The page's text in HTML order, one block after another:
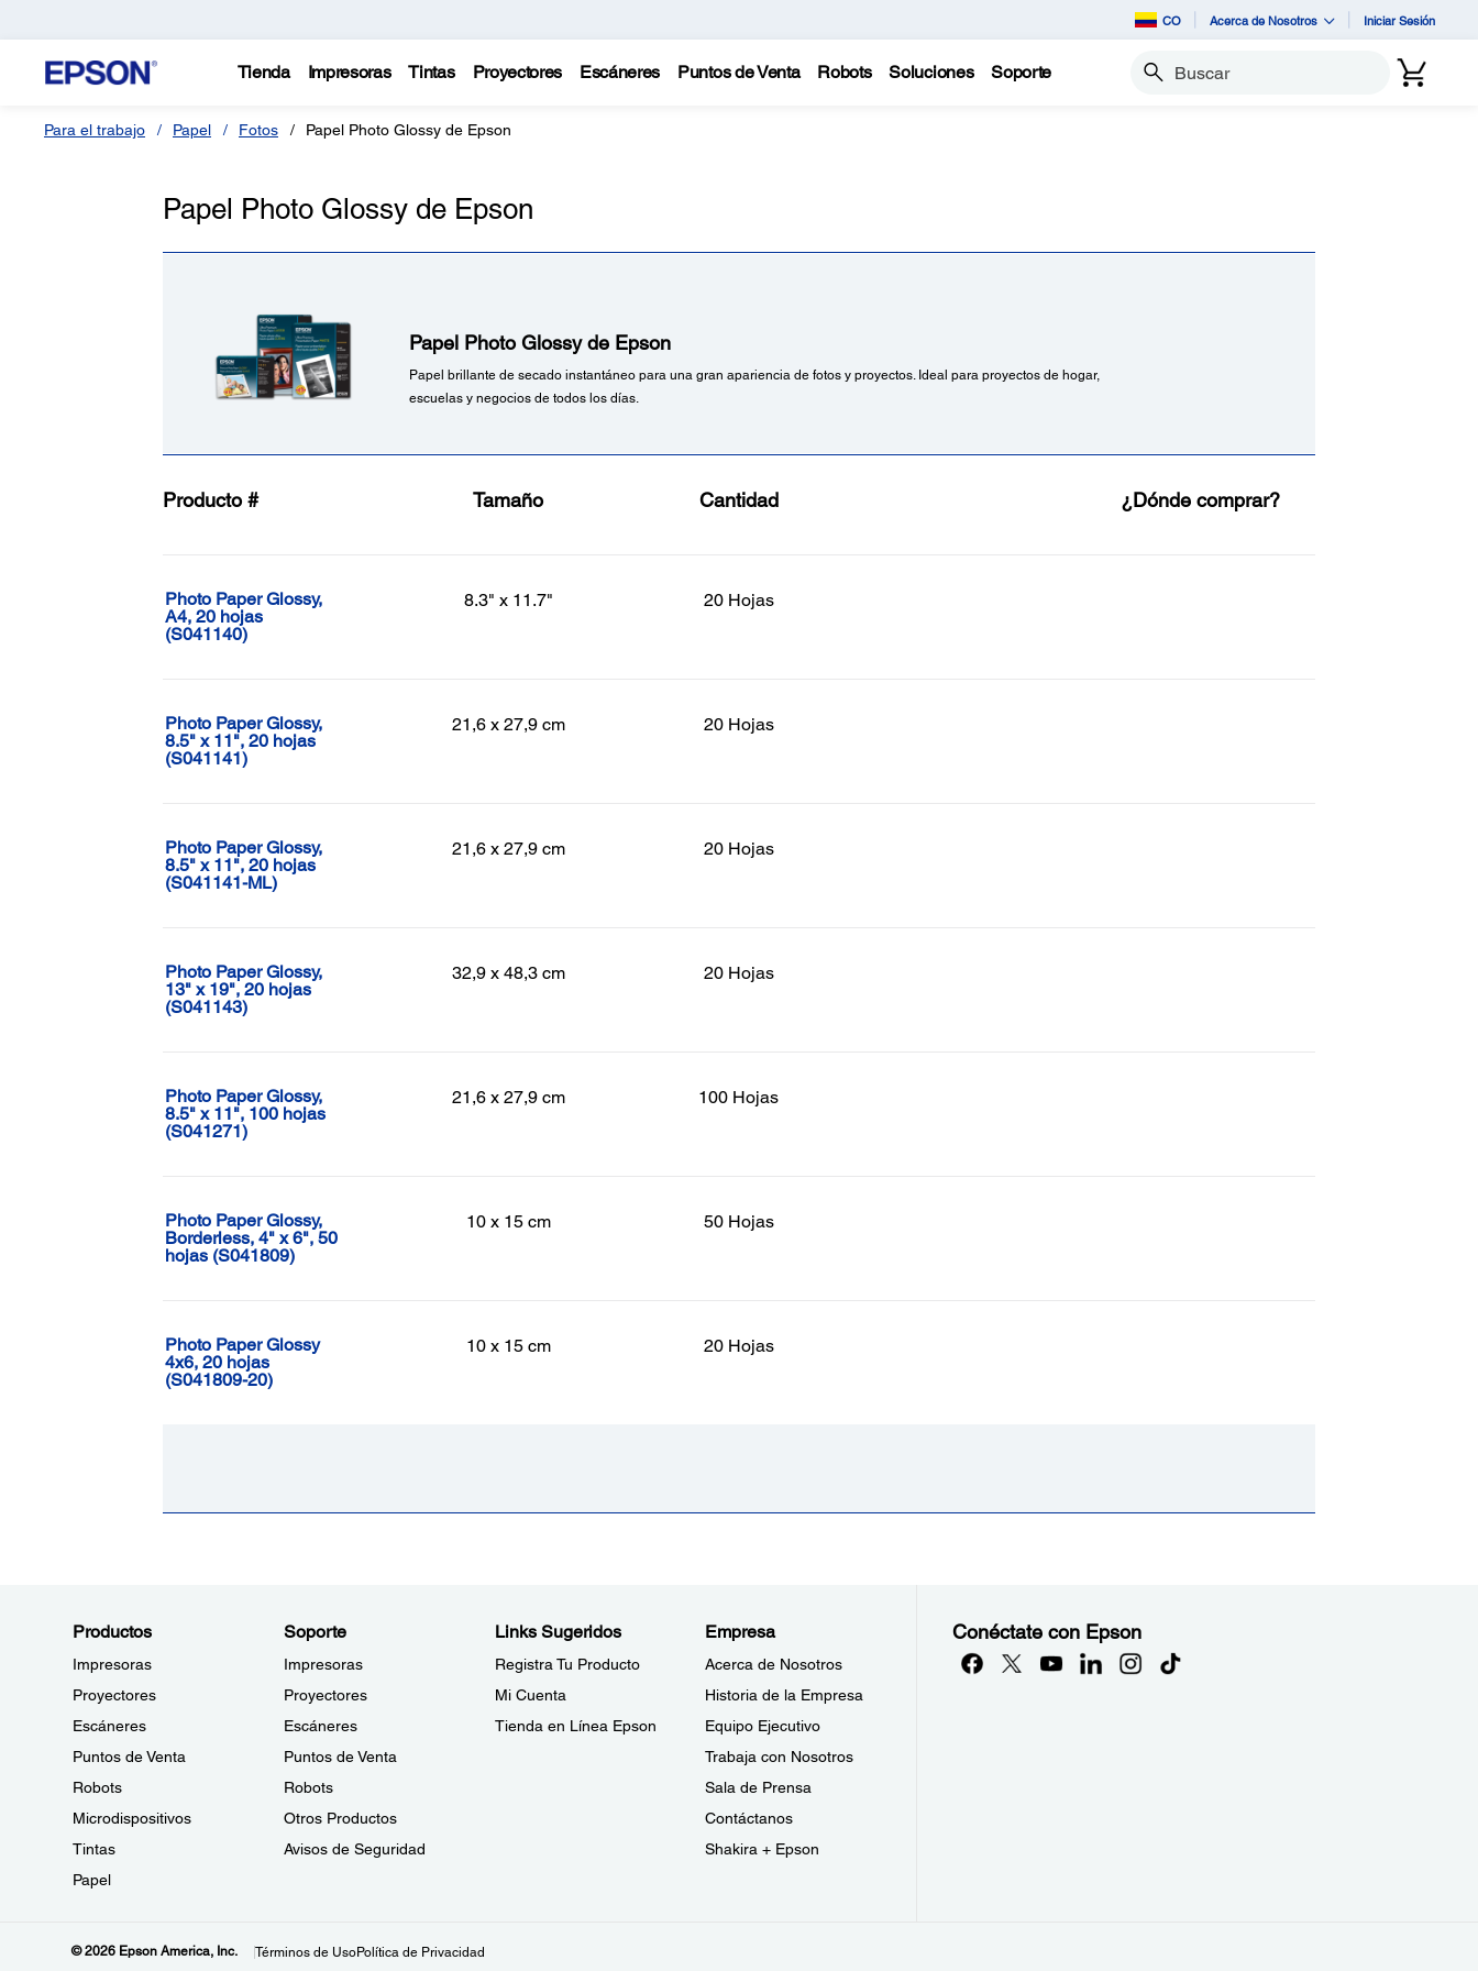
CO Acerca de Nosotros Iniciar Sesión
Tienda Impresoras Tintas Proyectores Escáneres Puntos de Venta Robots Soluciones Soporte Buscar
Para el trabajo Papel Fotos Papel Photo Glossy de Epson
Papel Photo Glossy de Epson
Papel Photo Glossy de Epson
Papel brillante de secado instantáneo para una gran apariencia de fotos y proyectos. Ideal para proyectos de hogar,
escuelas y negocios de todos los días.
Producto # Tamaño Cantidad ¿Dónde comprar?
Photo Paper Glossy,
A4, 20 hojas
(S041140)
8.3" x 11.7" 20 Hojas
Photo Paper Glossy,
8.5" x 11", 20 hojas
(S041141)
21,6 x 27,9 cm 20 Hojas
Photo Paper Glossy,
8.5" x 11", 20 hojas
(S041141-ML)
21,6 x 27,9 cm 20 Hojas
Photo Paper Glossy,
13" x 19", 20 hojas
(S041143)
32,9 x 48,3 cm 20 Hojas
Photo Paper Glossy,
8.5" x 11", 100 hojas
(S041271)
21,6 x 27,9 cm 100 Hojas
Photo Paper Glossy,
Borderless, 4" x 6", 50
hojas (S041809)
10 x 15 cm 50 Hojas
Photo Paper Glossy
4x6, 20 hojas
(S041809-20)
10 x 15 cm 20 Hojas
Productos
Impresoras
Proyectores
Escáneres
Puntos de Venta
Robots
Microdispositivos
Tintas
Papel
Soporte
Impresoras
Proyectores
Escáneres
Puntos de Venta
Robots
Otros Productos
Avisos de Seguridad
Links Sugeridos
Registra Tu Producto
Mi Cuenta
Tienda en Línea Epson
Empresa
Acerca de Nosotros
Historia de la Empresa
Equipo Ejecutivo
Trabaja con Nosotros
Sala de Prensa
Contáctanos
Shakira + Epson
Conéctate con Epson
© 2026 Epson America, Inc. Términos de UsoPolítica de Privacidad